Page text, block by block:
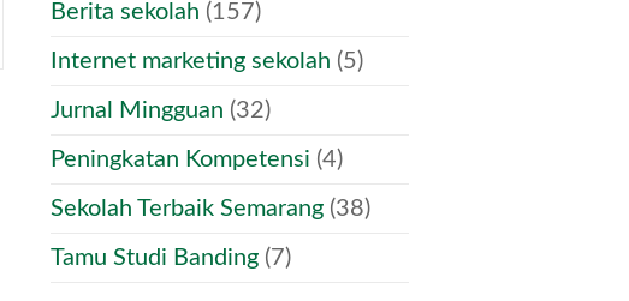
Berita sekolah (157)
Internet marketing sekolah (5)
Jurnal Mingguan (32)
Peningkatan Kompetensi (4)
Sekolah Terbaik Semarang(38)
Tamu Studi Banding(7)